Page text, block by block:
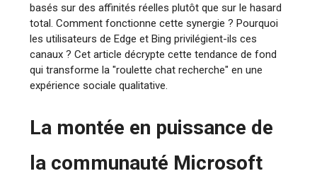
basés sur des affinités réelles plutôt que sur le hasard
total. Comment fonctionne cette synergie ? Pourquoi
les utilisateurs de Edge et Bing privilégient-ils ces
canaux ? Cet article décrypte cette tendance de fond
qui transforme la "roulette chat recherche" en une
expérience sociale qualitative.
La montée en puissance de
la communauté Microsoft